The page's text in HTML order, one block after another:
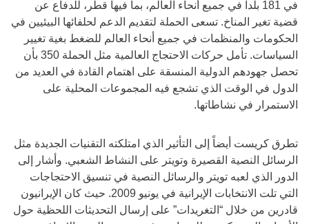
في 181 بلداً في جميع أنحاء العالم، بما فيها قطر، للدفاع عن
قضية تغير المناخ. تسعى الحملة لتقديم الدعم لحلفائها البيئيين في
الحكومات والمنظمات في جميع أنحاء العالم للضغط بغية تغيير
السياسات. تأمل حركات الاحتجاج العالمية مثل الحملة 350 بأن
تحصل جهودهم الدولية المنسقة على اهتمام القادة في العديد من
الدول في الوقت الذي تشجع فيه المجموعات المحلية على
الاستمرار في نشاطاتها.
تطرق كريست أيضاً إلى التأثير الذي امتلكته التقنيات الجديدة مثل
الرسائل النصية القصيرة وتويتر على النشاط الشعبي. وأشار إلى
الدور الذي لعبه تويتر والرسائل النصية في تنسيق الاحتجاجات
التي تلت الانتخابات الإيرانية في يونيو 2009. حيث كان الإيرانيون
قادرين من خلال “التغريدات” على إرسال التحديثات اللحظية حول